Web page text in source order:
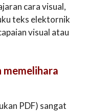
cara visual,
teks elektornik
visual atau
memelihara
PDF) sangat